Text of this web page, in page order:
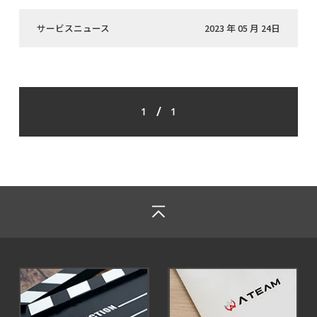
サービスニュース 2023 年 05 月 24日
1 / 1